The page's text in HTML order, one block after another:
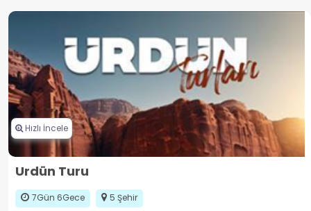
Hızlı İncele
Urdün Turu
7Gün 6Gece 5 Şehir